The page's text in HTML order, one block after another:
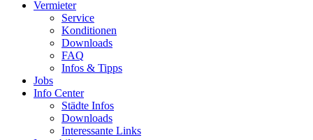
Vermieter
Service
Konditionen
Downloads
FAQ
Infos & Tipps
Jobs
Info Center
Städte Infos
Downloads
Interessante Links